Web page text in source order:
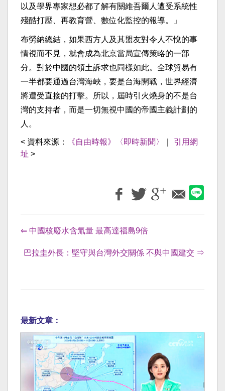
以及學界專家想必都了解有關維吾爾人遭受系統性
殘酷打壓、再教育營、數位化監控的報導。」
布勞納總結，如果西方人及其盟友對令人不悅的事
情視而不見，就會成為北京當局宣傳策略的一部
分。對於中國的領土訴求也同樣如此。全球貿易有
一半都要通過台灣海峽，要是台海開戰，世界經濟
將遭受直接的打擊。所以，屆時引火燒身的不是台
灣的支持者，而是一切無視中國的帝國主義計劃的
人。
< 資料來源： 《自由時報》〈即時新聞〉
引用網
址 >
⇐ 中國核廢水含氚量 最高達福島9倍
巴拉圭外長：堅守與台灣外交關係 不與中國建交 ⇒
最新文章：